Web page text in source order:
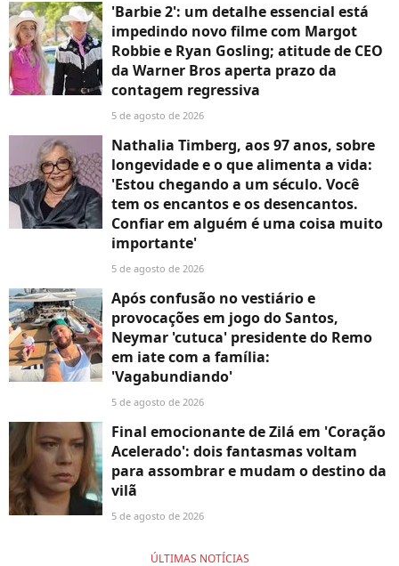
'Barbie 2': um detalhe essencial está
impedindo novo filme com Margot
Robbie e Ryan Gosling; atitude de CEO
da Warner Bros aperta prazo da
contagem regressiva
5 de agosto de 2026
Nathalia Timberg, aos 97 anos, sobre
longevidade e o que alimenta a vida:
'Estou chegando a um século. Você
tem os encantos e os desencantos.
Confiar em alguém é uma coisa muito
importante'
5 de agosto de 2026
Após confusão no vestiário e
provocações em jogo do Santos,
Neymar 'cutuca' presidente do Remo
em iate com a família:
'Vagabundiando'
5 de agosto de 2026
Final emocionante de Zilá em 'Coração
Acelerado': dois fantasmas voltam
para assombrar e mudam o destino da
vilã
5 de agosto de 2026
ÚLTIMAS NOTÍCIAS